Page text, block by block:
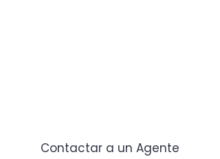
Contactar a un Agente